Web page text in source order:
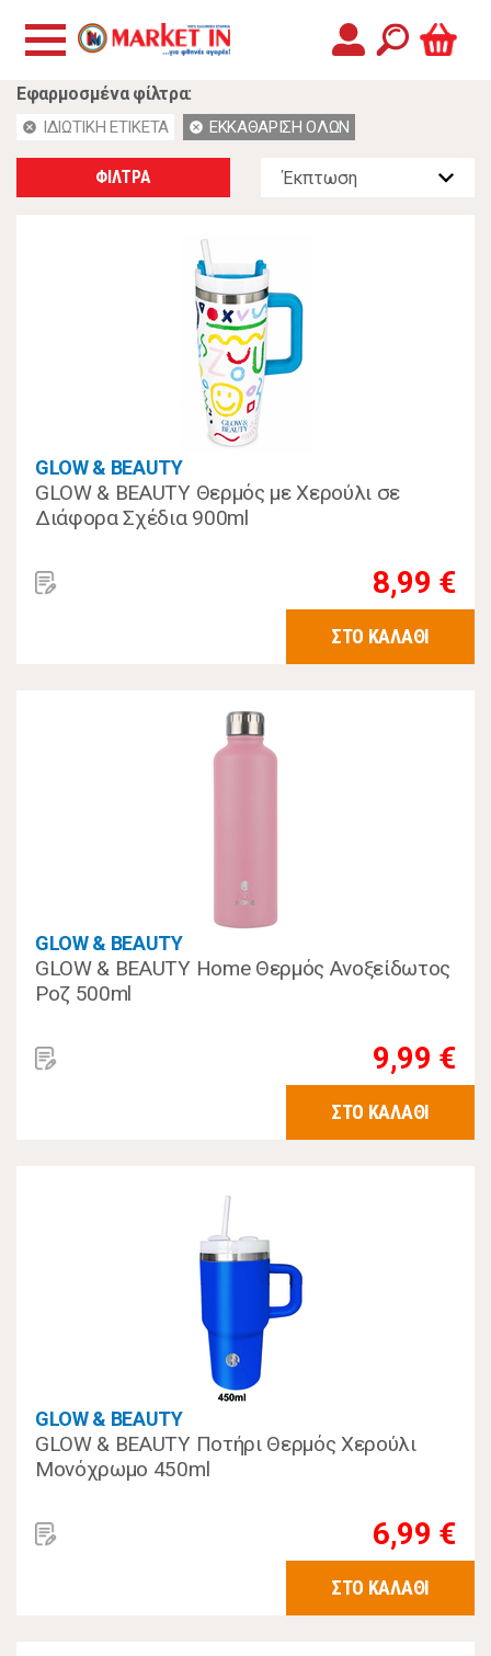
Εφαρμοσμένα φίλτρα:
cancel ΙΔΙΩΤΙΚΗ ΕΤΙΚΕΤΑ cancel ΕΚΚΑΘΑΡΙΣΗ ΟΛΩΝ
ΦΙΛΤΡΑ
GLOW & BEAUTY
GLOW & BEAUTY Θερμός με Χερούλι σε
Διάφορα Σχέδια 900ml
8,99 €
ΣΤΟ ΚΑΛΑΘΙ
GLOW & BEAUTY
GLOW & BEAUTY Home Θερμός Ανοξείδωτος
Ροζ 500ml
9,99 €
ΣΤΟ ΚΑΛΑΘΙ
GLOW & BEAUTY
GLOW & BEAUTY Ποτήρι Θερμός Χερούλι
Μονόχρωμο 450ml
6,99 €
ΣΤΟ ΚΑΛΑΘΙ